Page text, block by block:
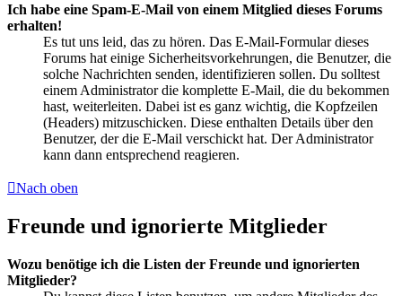
Ich habe eine Spam-E-Mail von einem Mitglied dieses Forums
erhalten!
Es tut uns leid, das zu hören. Das E-Mail-Formular dieses
Forums hat einige Sicherheitsvorkehrungen, die Benutzer, die
solche Nachrichten senden, identifizieren sollen. Du solltest
einem Administrator die komplette E-Mail, die du bekommen
hast, weiterleiten. Dabei ist es ganz wichtig, die Kopfzeilen
(Headers) mitzuschicken. Diese enthalten Details über den
Benutzer, der die E-Mail verschickt hat. Der Administrator
kann dann entsprechend reagieren.
Nach oben
Freunde und ignorierte Mitglieder
Wozu benötige ich die Listen der Freunde und ignorierten
Mitglieder?